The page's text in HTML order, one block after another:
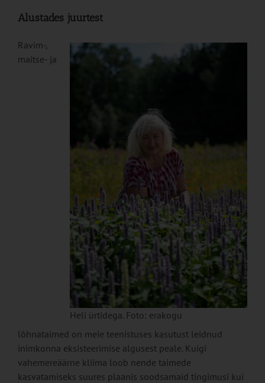
Alustades juurtest
Heli ürtidega. Foto: erakogu
Ravim-,
maitse- ja
lõhnataimed on meie teenistuses kasutust leidnud
inimkonna eksisteerimise algusest peale. Kuigi
vahemereäärne kliima loob nende taimede
kasvatamiseks suures plaanis soodsamaid tingimusi kui